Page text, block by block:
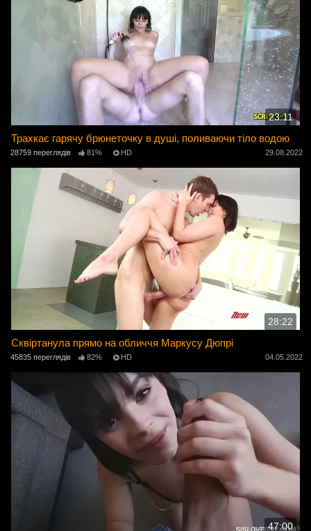
23:11
Трахкає гарячу брюнеточку в душі, поливаючи тіло водою
28759 переглядів 81% HD 29.08.2022
28:22
Сквіртанула прямо на обличчя Маркусу Дюпрі
45835 переглядів 82% HD 04.05.2022
47:00